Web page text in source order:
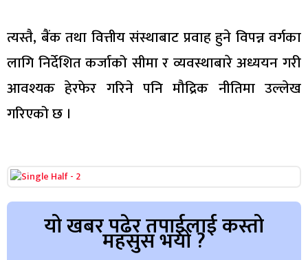
त्यस्तै, बैंक तथा वित्तीय संस्थाबाट प्रवाह हुने विपन्न वर्गका
लागि निर्देशित कर्जाको सीमा र व्यवस्थाबारे अध्ययन गरी
आवश्यक हेरफेर गरिने पनि मौद्रिक नीतिमा उल्लेख
गरिएको छ ।
यो खबर पढेर तपाईलाई कस्तो
महसुस भयो ?